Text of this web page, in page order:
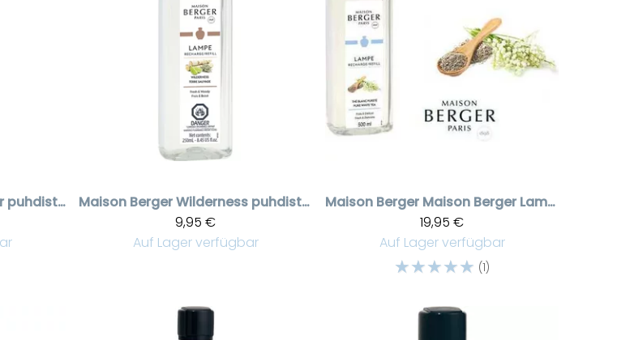
Lady flower puhdistusneste 500 ml
Maison Berger
Wilderness puhdistusneste 250 ml
9,95 €
Auf Lager verfügbar
Maison Berger
Maison Berger Lampe Berger tuoksuneste Thé Blanc Pureté 500 ml
19,95 €
Auf Lager verfügbar
☆☆☆☆☆ (1)